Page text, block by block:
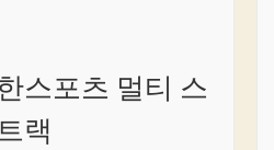
스포츠 멀티 스
랙